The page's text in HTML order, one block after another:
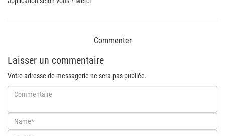
Commenter
Laisser un commentaire
Votre adresse de messagerie ne sera pas publiée.